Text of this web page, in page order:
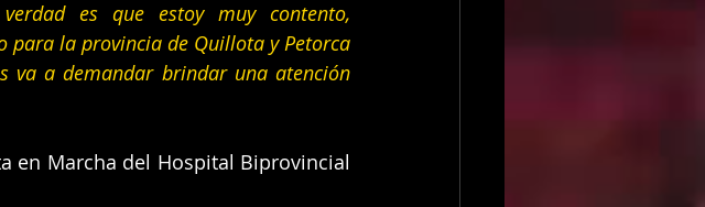
es que estoy muy contento,
para la provincia de Quillota y Petorca
va a demandar brindar una atención
en Marcha del Hospital Biprovincial